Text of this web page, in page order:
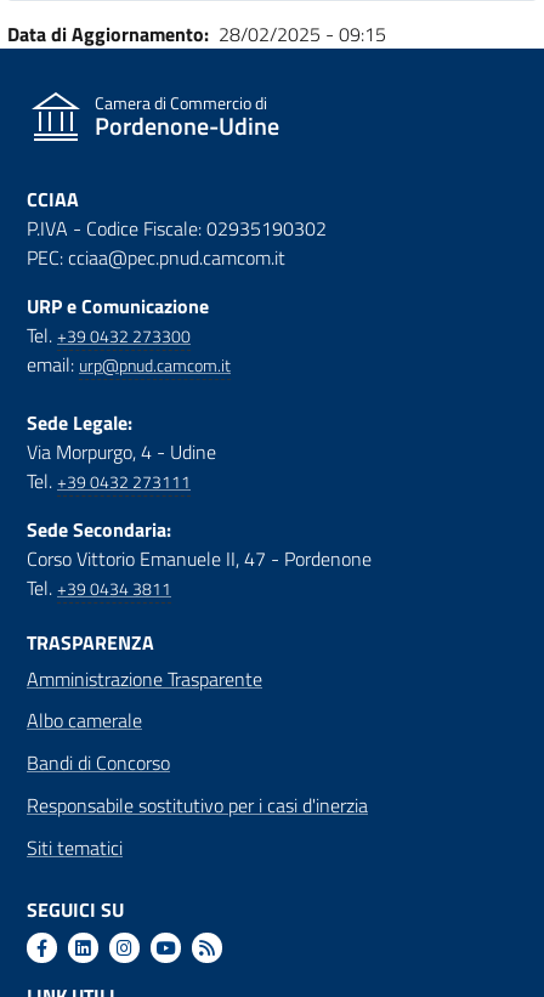
Data di Aggiornamento 28/02/2025 - 09:15
Camera di Commercio di
Pordenone-Udine
CCIAA
P.IVA - Codice Fiscale: 02935190302
PEC: cciaa@pec.pnud.camcom.it
URP e Comunicazione
Tel.+39 0432 273300
email: urp@pnud.camcom.it
Sede Legale:
Via Morpurgo, 4 - Udine
Tel.+39 0432 273111
Sede Secondaria:
Corso Vittorio Emanuele II, 47 - Pordenone
Tel.+39 0434 3811
TRASPARENZA
Amministrazione Trasparente
Albo camerale
Bandi di Concorso
Responsabile sostitutivo per i casi d'inerzia
Siti tematici
SEGUICI SU